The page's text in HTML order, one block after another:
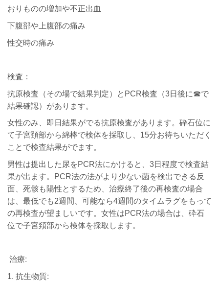
おりものの増加や不正出血
下腹部や上腹部の痛み
性交時の痛み
検査：
抗原検査（その場で結果判定）とPCR検査（3日後に☎で
結果確認）があります。
女性のみ、即日結果がでる抗原検査があります。砕石位に
て子宮頚部から綿棒で検体を採取し、15分お待ちいただく
ことで検査結果がでます。
男性は提出した尿をPCR法にかけると、3日程度で検査結
果が出ます。PCR法の法がより少ない菌を検出できる反
面、死骸も陽性とするため、治療終了後の再検査の場合
は、最低でも2週間、可能なら4週間のタイムラグをもって
の再検査が望ましいです。女性はPCR法の場合は、砕石
位で子宮頚部から検体を採取します。
治療:
1. 抗生物質: